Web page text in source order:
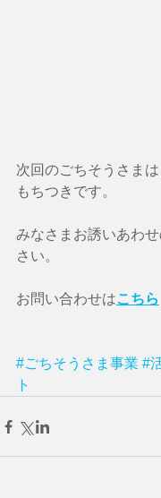
次回のごちそうさまは
もちつきです。
みなさまお誘いあわ
さい。
お問い合わせはこちら
#ごちそうさま事業 #
ト